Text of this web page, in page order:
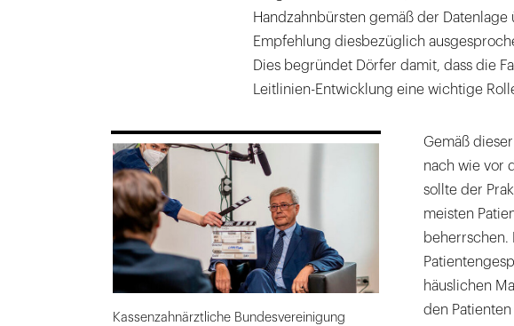
Handzahnbürsten gemäß der
Empfehlung diesbezüglich
Dies begründet Dörfer damit, dass die
Leitlinien-Entwicklung eine wichtige
169
Kassenzahnärztliche Bundesvereinigung
Gemäß
nach wie vor
sollte der
meisten
beherrschen.
häuslichen
den